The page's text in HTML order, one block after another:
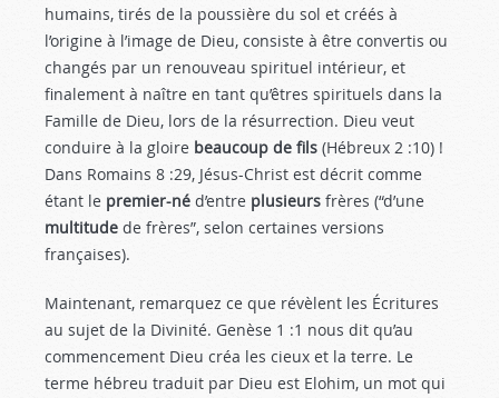
humains, tirés de la poussière du sol et créés à
l’origine à l’image de Dieu, consiste à être convertis ou
changés par un renouveau spirituel intérieur, et
finalement à naître en tant qu’êtres spirituels dans la
Famille de Dieu, lors de la résurrection. Dieu veut
conduire à la gloire beaucoup de fils (Hébreux 2 :10) !
Dans Romains 8 :29, Jésus-Christ est décrit comme
étant le premier-né d’entre plusieurs frères (“d’une
multitude de frères”, selon certaines versions
françaises).
Maintenant, remarquez ce que révèlent les Écritures
au sujet de la Divinité. Genèse 1 :1 nous dit qu’au
commencement Dieu créa les cieux et la terre. Le
terme hébreu traduit par Dieu est Elohim, un mot qui